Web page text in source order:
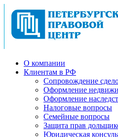
О компании
Клиентам в РФ
Cопровождение
Оформление
Оформление
Налоговые вопросы
Семейные вопросы
Защита прав
Юридическая